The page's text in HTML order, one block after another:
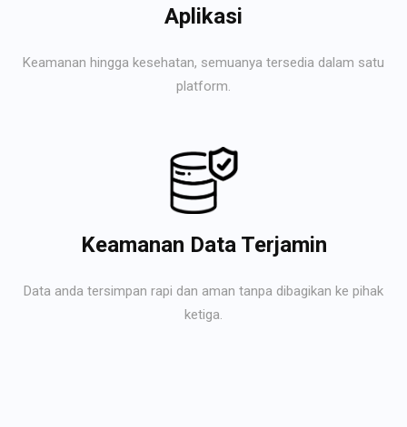
Aplikasi
Keamanan hingga kesehatan, semuanya tersedia dalam satu
platform.
Keamanan Data Terjamin
Data anda tersimpan rapi dan aman tanpa dibagikan ke pihak
ketiga.